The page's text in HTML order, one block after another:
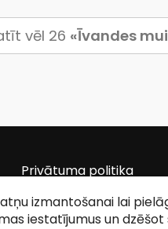
vēl 26 «Īvandes
Privātuma politika
izmantošanai lai
iestatījumus un